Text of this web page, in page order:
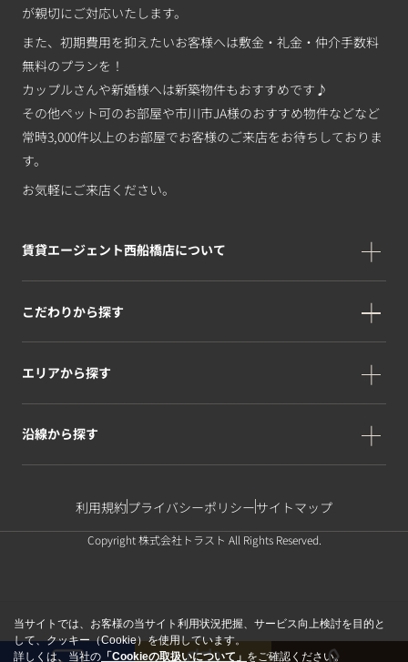
が親切にご対応いたします。
また、初期費用を抑えたいお客様へは敷金・礼金・仲介手数料
無料のプランを！
カップルさんや新婚様へは新築物件もおすすめです♪
その他ペット可のお部屋や市川市JA様のおすすめ物件などなど
常時3,000件以上のお部屋でお客様のご来店をお待ちしておりま
す。
お気軽にご来店ください。
賃貸エージェント西船橋店について
こだわりから探す
エリアから探す
沿線から探す
利用規約プライバシーポリシーサイトマップ
Copyright 株式会社トラスト All Rights Reserved.
当サイトでは、お客様の当サイト利用状況把握、サービス向上検討を目的と
して、クッキー（Cookie）を使用しています。
詳しくは、当社の 「Cookieの取扱いについて」 をご確認ください。